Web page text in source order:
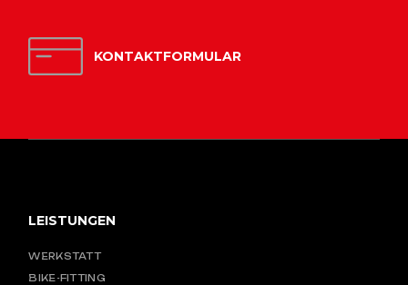
KONTAKTFORMULAR
LEISTUNGEN
WERKSTATT
BIKE-FITTING